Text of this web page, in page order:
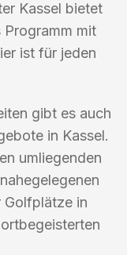
Kassel bietet
mit
ist für jeden
gibt es auch
in Kassel.
umliegenden
Golfplätze in